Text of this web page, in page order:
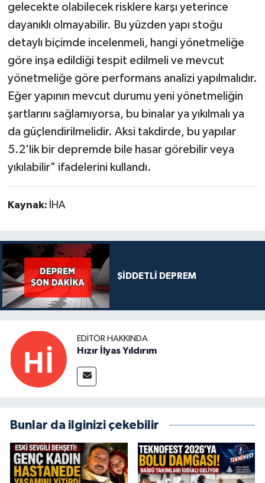
gelecekte olabilecek risklere karşı yeterince
dayanıklı olmayabilir. Bu yüzden yapı stoğu
detaylı biçimde incelenmeli, hangi yönetmeliğe
göre inşa edildiği tespit edilmeli ve mevcut
yönetmeliğe göre performans analizi yapılmalıdır.
Eğer yapının mevcut durumu yeni yönetmeliğin
şartlarını sağlamıyorsa, bu binalar ya yıkılmalı ya
da güçlendirilmelidir. Aksi takdirde, bu yapılar
5.2'lik bir depremde bile hasar görebilir veya
yıkılabilir" ifadelerini kullandı.
Kaynak: İHA
ŞİDDETLİ DEPREM
EDITÖR HAKKINDA
Hızır İlyas Yıldırım
Bunlar da ilginizi çekebilir